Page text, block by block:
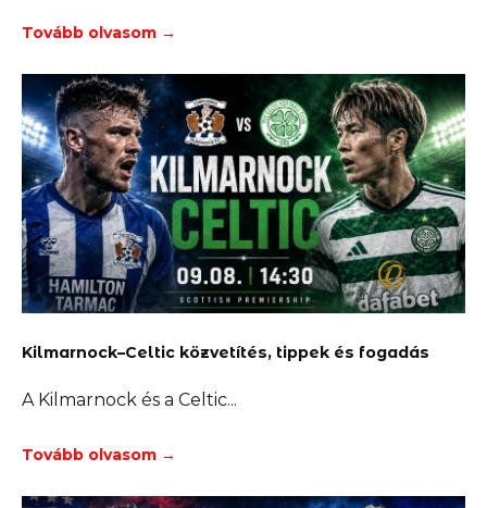
Tovább olvasom →
Kilmarnock–Celtic közvetítés, tippek és fogadás
A Kilmarnock és a Celtic
Tovább olvasom →